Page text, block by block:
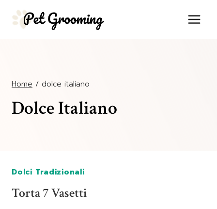
Home / dolce italiano
Dolce Italiano
Dolci Tradizionali
Torta 7 Vasetti